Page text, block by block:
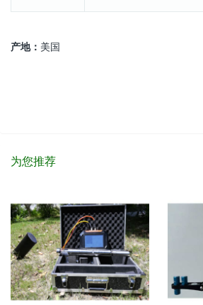
产地： 美国
为您推荐